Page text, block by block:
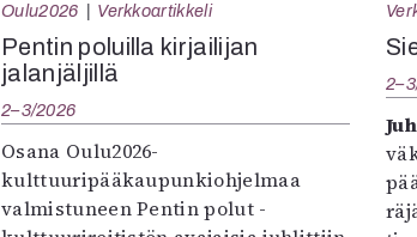
Oulu2026 Verkkoartikkeli
Pentin poluilla kirjailijan
jalanjäljillä
2–3/2026
Osana Oulu2026-
kulttuuripääkaupunkiohjelmaa
valmistuneen Pentin polut -